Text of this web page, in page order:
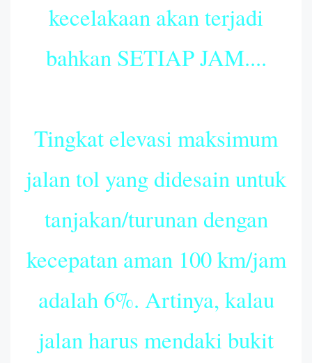
kecelakaan akan terjadi
bahkan SETIAP JAM....
Tingkat elevasi maksimum
jalan tol yang didesain untuk
tanjakan/turunan dengan
kecepatan aman 100 km/jam
adalah 6%. Artinya, kalau
jalan harus mendaki bukit